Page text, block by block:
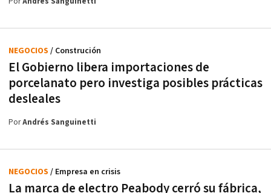
El Gobierno libera importaciones de
porcelanato pero investiga posibles prácticas
desleales
NEGOCIOS / Construción
PorAndrés Sanguinetti
La marca de electro Peabody cerró su fábrica,
NEGOCIOS / Empresa en crisis